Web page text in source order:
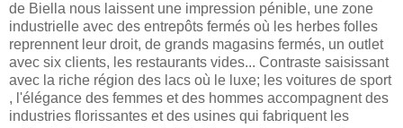
de Biella nous laissent une impression pénible, une zone
industrielle avec des entrepôts fermés où les herbes folles
reprennent leur droit, de grands magasins fermés, un outlet
avec six clients, les restaurants vides... Contraste saisissant
avec la riche région des lacs où le luxe; les voitures de sport
, l'élégance des femmes et des hommes accompagnent des
industries florissantes et des usines qui fabriquent les